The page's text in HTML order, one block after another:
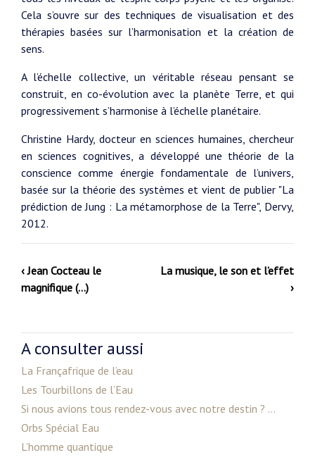
Cela s’ouvre sur des techniques de visualisation et des
thérapies basées sur l’harmonisation et la création de
sens.
A l’échelle collective, un véritable réseau pensant se
construit, en co-évolution avec la planète Terre, et qui
progressivement s’harmonise à l’échelle planétaire.
Christine Hardy, docteur en sciences humaines, chercheur
en sciences cognitives, a développé une théorie de la
conscience comme énergie fondamentale de l’univers,
basée sur la théorie des systèmes et vient de publier "La
prédiction de Jung : La métamorphose de la Terre", Dervy,
2012.
‹ Jean Cocteau le
magnifique (…)
La musique, le son et l’effet
›
A consulter aussi
La Françafrique de l’eau
Les Tourbillons de l’Eau
Si nous avions tous rendez-vous avec notre destin ? ...
Orbs Spécial Eau
L’homme quantique